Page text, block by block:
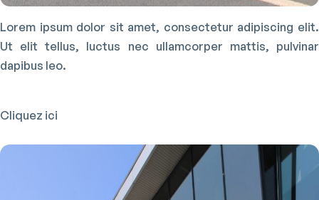
Lorem ipsum dolor sit amet, consectetur adipiscing elit.
Ut elit tellus, luctus nec ullamcorper mattis, pulvinar
dapibus leo.
Cliquez ici